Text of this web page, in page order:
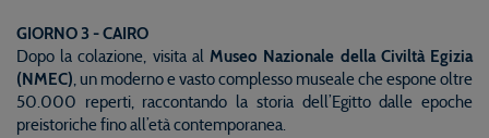
GIORNO 3 - CAIRO
Dopo la colazione, visita alMuseo Nazionale della Civiltà Egizia
(NMEC), un moderno e vasto complesso museale che espone oltre
50.000 reperti, raccontando la storia dell’Egitto dalle epoche
preistoriche fino all’età contemporanea.